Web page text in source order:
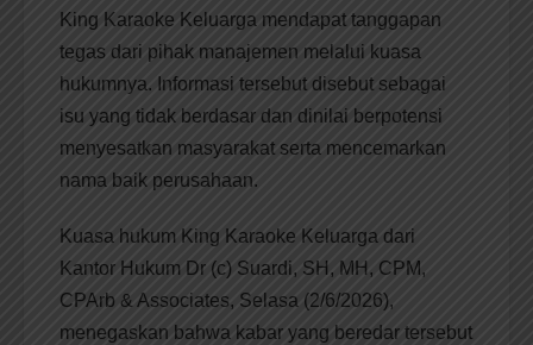
King Karaoke Keluarga mendapat tanggapan
tegas dari pihak manajemen melalui kuasa
hukumnya. Informasi tersebut disebut sebagai
isu yang tidak berdasar dan dinilai berpotensi
menyesatkan masyarakat serta mencemarkan
nama baik perusahaan.
Kuasa hukum King Karaoke Keluarga dari
Kantor Hukum Dr (c) Suardi, SH, MH, CPM,
CPArb & Associates, Selasa (2/6/2026),
menegaskan bahwa kabar yang beredar tersebut